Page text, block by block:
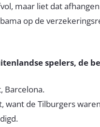
maar liet dat
op de
spelers, de
Barcelona.
want de Tilburgers